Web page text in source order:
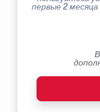
первые 2 месяца